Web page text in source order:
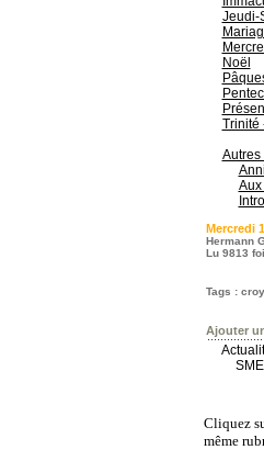
Jeudi-
Noël
Trinité
Autres
Mercredi
Hermann
Lu 9813
Tags :
Ajouter
Cliquez
même